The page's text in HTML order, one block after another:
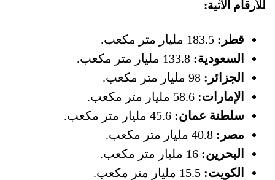
للأرقام الآتية:
قطر:
السعودية:
الجزائر:
الإمارات:
سلطنة عمان:
مصر:
البحرين:
الكويت: